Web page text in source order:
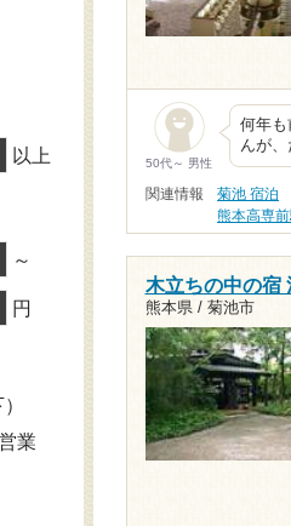
50代～ 男性
何年も
んが
関連情報 菊池 宿泊
熊本高専
木立ちの中の宿
熊本県 / 菊池市
以上
～
円
業